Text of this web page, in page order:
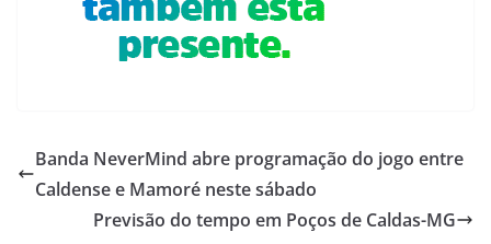
Banda NeverMind abre programação do jogo entre
Caldense e Mamoré neste sábado
Previsão do tempo em Poços de Caldas-MG